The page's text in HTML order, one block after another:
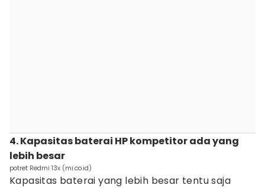
‎4. Kapasitas baterai HP kompetitor ada yang
lebih besar
potret Redmi 13x (mi.co.id)
Kapasitas baterai yang lebih besar tentu saja